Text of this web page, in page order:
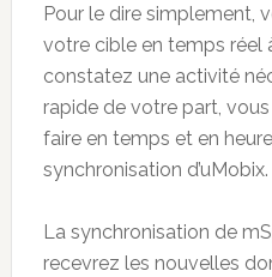
Pour le dire simplement,
votre cible en temps réel
constatez une activité
rapide de votre part,
faire en temps et en
synchronisation d’uMobix.
La synchronisation de
recevrez les nouvelles